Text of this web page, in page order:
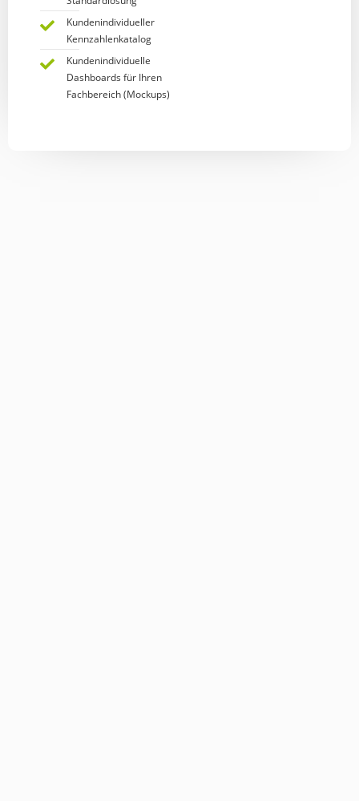
Kundenindividueller
Kennzahlenkatalog
Kundenindividuelle
Dashboards für Ihren
Fachbereich (Mockups)